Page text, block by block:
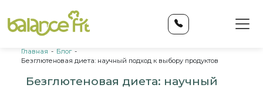
Главная - Блог -
Безглютеновая диета: научный подход к выбору продуктов
Безглютеновая диета: научный